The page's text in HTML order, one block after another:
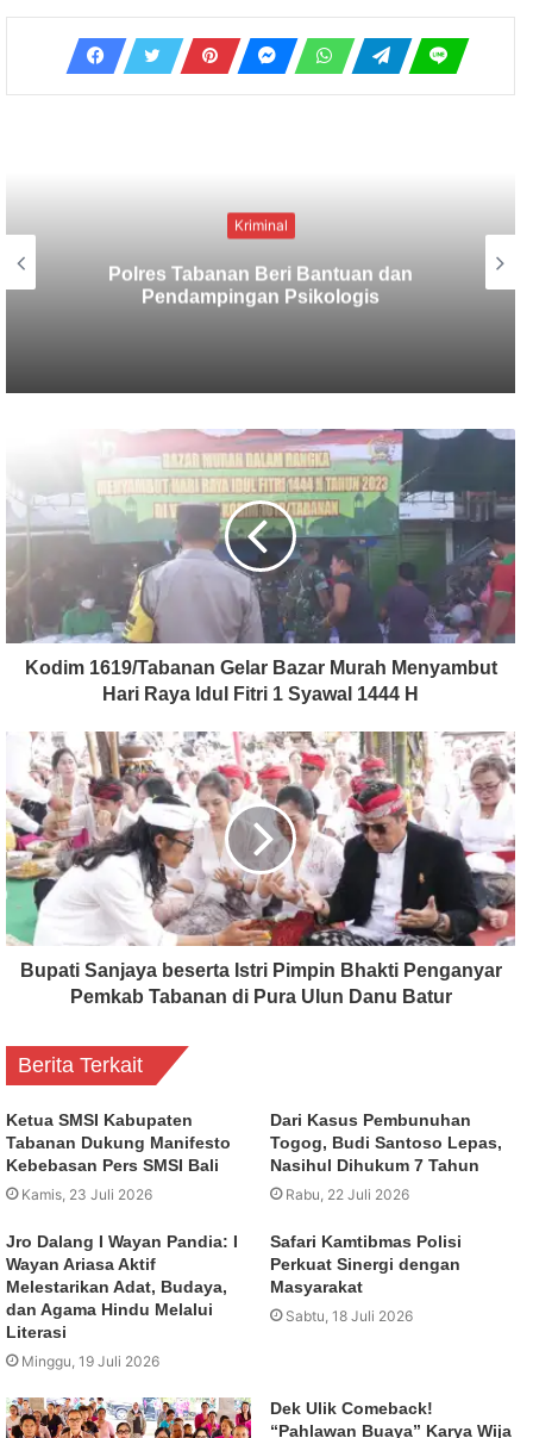
Kriminal
Berbekal CCTV, Pelaku Tabrak Lari
Terungkap
Kodim 1619/Tabanan Gelar Bazar Murah Menyambut
Hari Raya Idul Fitri 1 Syawal 1444 H
Bupati Sanjaya beserta Istri Pimpin Bhakti Penganyar
Pemkab Tabanan di Pura Ulun Danu Batur
Berita Terkait
Ketua SMSI Kabupaten
Tabanan Dukung Manifesto
Kebebasan Pers SMSI Bali
Kamis, 23 Juli 2026
Dari Kasus Pembunuhan
Togog, Budi Santoso Lepas,
Nasihul Dihukum 7 Tahun
Rabu, 22 Juli 2026
Jro Dalang I Wayan Pandia: I
Wayan Ariasa Aktif
Melestarikan Adat, Budaya,
dan Agama Hindu Melalui
Literasi
Minggu, 19 Juli 2026
Safari Kamtibmas Polisi
Perkuat Sinergi dengan
Masyarakat
Sabtu, 18 Juli 2026
Dek Ulik Comeback!
“Pahlawan Buaya” Karya Wija